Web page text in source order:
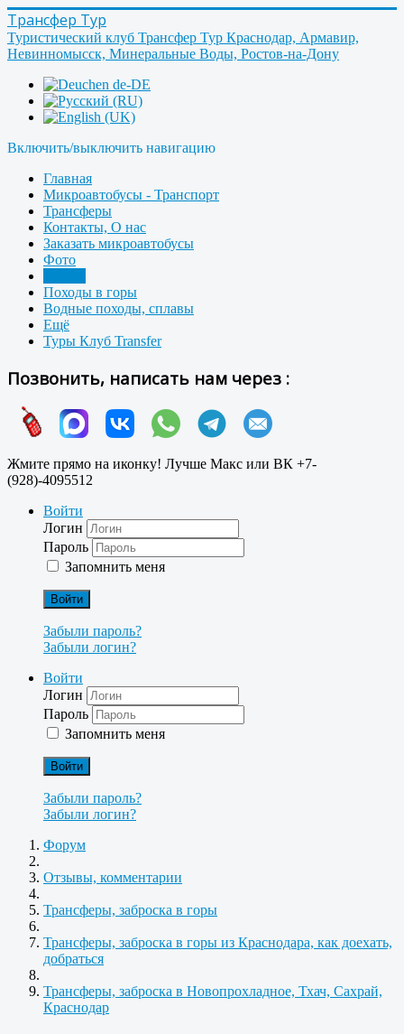
Трансфер Тур
Туристический клуб Трансфер Тур Краснодар, Армавир,
Невинномысск, Минеральные Воды, Ростов-на-Дону
Включить/выключить навигацию
Главная
Микроавтобусы - Транспорт
Трансферы
Контакты, О нас
Заказать микроавтобусы
Фото
Походы в горы
Водные походы, сплавы
Ещё
Туры Клуб Transfer
Позвонить, написать нам через :
Жмите прямо на иконку! Лучше Макс или ВК +7-
(928)-4095512
Войти
Логин
Пароль
Запомнить меня
Войти
Забыли пароль?
Забыли логин?
Войти
Логин
Пароль
Запомнить меня
Войти
Забыли пароль?
Забыли логин?
Форум
Отзывы, комментарии
Трансферы, заброска в горы
Трансферы, заброска в горы из Краснодара, как доехать,
добраться
Трансферы, заброска в Новопрохладное, Тхач, Сахрай,
Краснодар